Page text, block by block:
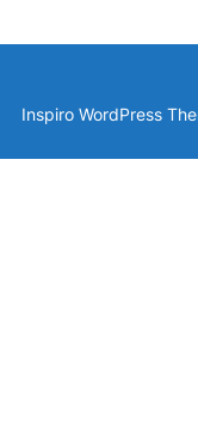
Inspiro WordPress